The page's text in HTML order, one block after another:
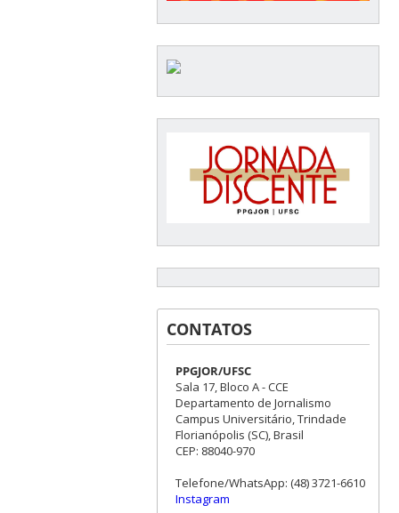
CONTATOS
PPGJOR/UFSC
Sala 17, Bloco A - CCE
Departamento de Jornalismo
Campus Universitário, Trindade
Florianópolis (SC), Brasil
CEP: 88040-970
Telefone/WhatsApp: (48) 3721-6610
Instagram